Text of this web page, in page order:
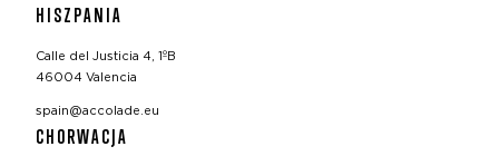
HISZPANIA
Calle del Justicia 4, 1ºB
46004 Valencia
spain@accolade.eu
CHORWACJA